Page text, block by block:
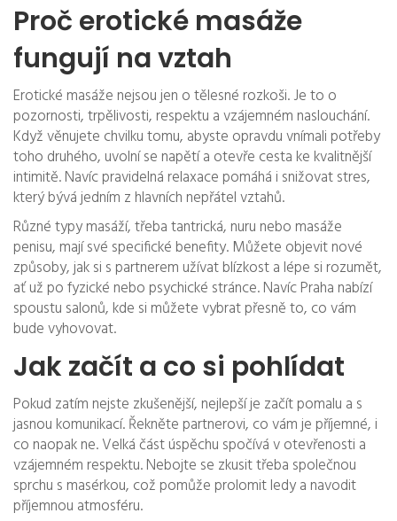
Proč erotické masáže
fungují na vztah
Erotické masáže nejsou jen o tělesné rozkoši. Je to o
pozornosti, trpělivosti, respektu a vzájemném naslouchání.
Když věnujete chvilku tomu, abyste opravdu vnímali potřeby
toho druhého, uvolní se napětí a otevře cesta ke kvalitnější
intimitě. Navíc pravidelná relaxace pomáhá i snižovat stres,
který bývá jedním z hlavních nepřátel vztahů.
Různé typy masáží, třeba tantrická, nuru nebo masáže
penisu, mají své specifické benefity. Můžete objevit nové
způsoby, jak si s partnerem užívat blízkost a lépe si rozumět,
ať už po fyzické nebo psychické stránce. Navíc Praha nabízí
spoustu salonů, kde si můžete vybrat přesně to, co vám
bude vyhovovat.
Jak začít a co si pohlídat
Pokud zatím nejste zkušenější, nejlepší je začít pomalu a s
jasnou komunikací. Řekněte partnerovi, co vám je příjemné, i
co naopak ne. Velká část úspěchu spočívá v otevřenosti a
vzájemném respektu. Nebojte se zkusit třeba společnou
sprchu s masérkou, což pomůže prolomit ledy a navodit
příjemnou atmosféru.